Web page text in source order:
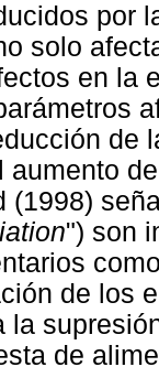
por
solo
en la
de
aumento
(1998)
") son
de los
la
de